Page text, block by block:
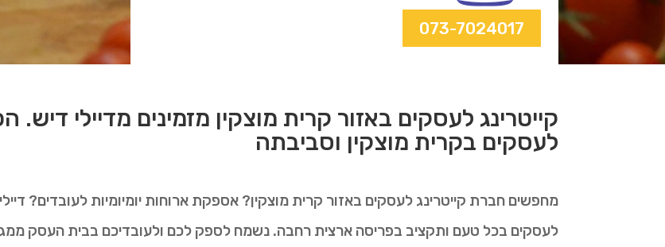
073-7024017
קייטרינג לעסקים באזור קרית מוצקין מזמינים מדיילי דיש.
לעסקים בקרית מוצקין וסביבתה
מחפשים חברת קייטרינג לעסקים באזור קרית מוצקין? אספקת ארוחות יומיומיות לעובדים?
לעסקים בכל טעם ותקציב בפריסה ארצית רחבה. נשמח לספק לכם ולעובדיכם בבית העסק